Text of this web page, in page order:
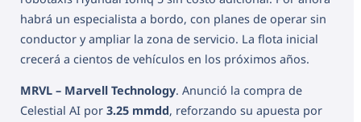
habrá un especialista a bordo, con planes de operar sin
conductor y ampliar la zona de servicio. La flota inicial
crecerá a cientos de vehículos en los próximos años.
MRVL – Marvell Technology. Anunció la compra de
Celestial AI por 3.25 mmdd, reforzando su apuesta por